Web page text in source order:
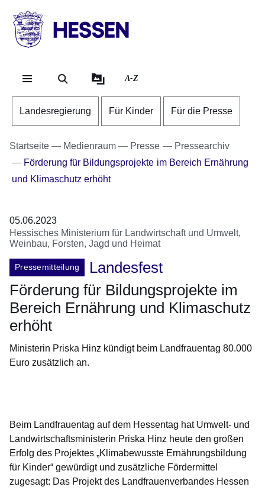
HESSEN
Landesregierung
A-Z
Landesregierung Für Kinder Für die Presse
Startseite Medienraum Presse
Pressearchiv
Förderung für Bildungsprojekte im Bereich Ernährung
und Klimaschutz erhöht
05.06.2023
Hessisches Ministerium für Landwirtschaft und Umwelt,
Weinbau, Forsten, Jagd und Heimat
Pressemitteilung
Landesfest
Förderung für Bildungsprojekte im
Bereich Ernährung und Klimaschutz
erhöht
Ministerin Priska Hinz kündigt beim Landfrauentag 80.000
Euro zusätzlich an.
Beim Landfrauentag auf dem Hessentag hat Umwelt- und
Landwirtschaftsministerin Priska Hinz heute den großen
Erfolg des Projektes „Klimabewusste Ernährungsbildung
für Kinder“ gewürdigt und zusätzliche Fördermittel
zugesagt: Das Projekt des Landfrauenverbandes Hessen